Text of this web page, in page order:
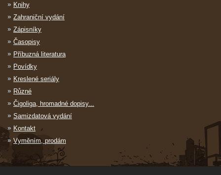
Knihy
Zahraniční vydání
Zápisníky
Časopisy
Příbuzná literatura
Povídky
Kreslené seriály
Různé
Čigoliga, hromadné dopisy...
Samizdatová vydání
Kontakt
Vyměním, prodám